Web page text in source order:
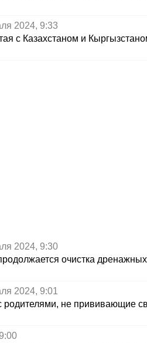
2024, 9:33
с Казахстаном и
2024, 9:30
очистка дренажных
2024, 9:01
родителями, не прививающие